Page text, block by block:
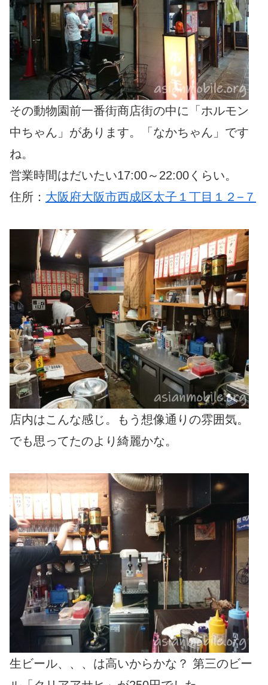
その動物園前一番街商店街の中に「ホルモン
中ちゃん」があります。「なかちゃん」です
ね。
営業時間はだいたい17:00～22:00くらい。
住所： 大阪府大阪市西成区太子１丁目１２−７
店内はこんな感じ。もう想像通りの雰囲気。
でも思ってたのより綺麗かな。
生ビール、、、は高いからかな？ 第三のビー